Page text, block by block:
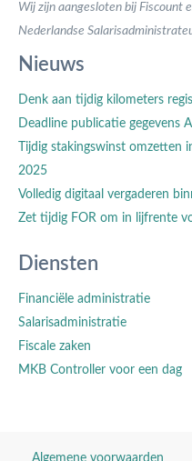
Wij zijn aangesloten bij Fiscount
Nederlandse
Nieuws
Denk aan tijdig kilometers
Deadline publicatie gegevens
Tijdig stakingswinst
2025
Volledig digitaal vergaderen
Zet tijdig FOR om in lijfrente
Diensten
Financiële administratie
Salarisadministratie
Fiscale zaken
MKB Controller voor een dag
Algemene voorwaarden